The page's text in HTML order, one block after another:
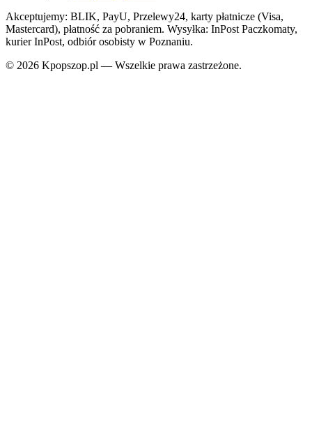
Akceptujemy: BLIK, PayU, Przelewy24, karty płatnicze (Visa,
Mastercard), płatność za pobraniem. Wysyłka: InPost Paczkomaty,
kurier InPost, odbiór osobisty w Poznaniu.
© 2026 Kpopszop.pl — Wszelkie prawa zastrzeżone.